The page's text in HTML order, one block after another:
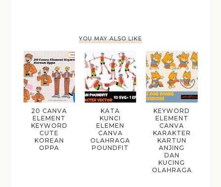
YOU MAY ALSO LIKE
20 CANVA
ELEMENT
KEYWORD
CUTE
KOREAN
OPPA
KATA
KUNCI
ELEMEN
CANVA
OLAHRAGA
POUNDFIT
KEYWORD
ELEMENT
CANVA
KARAKTER
KARTUN
ANJING
DAN
KUCING
OLAHRAGA